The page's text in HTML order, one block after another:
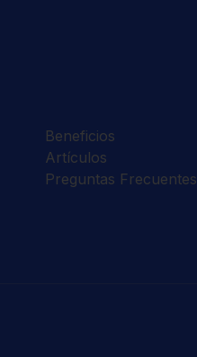
Beneficios
Artículos
Preguntas Frecuentes